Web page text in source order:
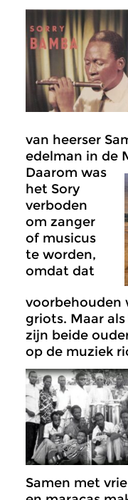
van heerser
edelman in de
Daarom was
het Sory
verboden
om zanger
of musicus
te worden,
omdat dat
voorbehouden
griots. Maar
zijn beide
op de muziek
Samen met